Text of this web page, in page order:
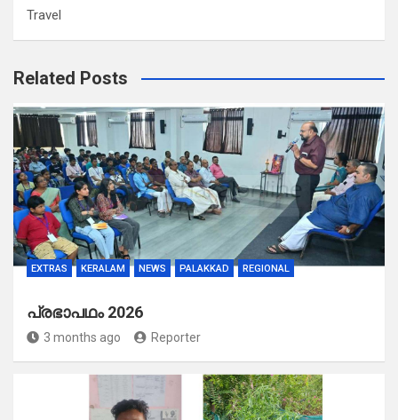
Travel
Related Posts
EXTRAS KERALAM NEWS PALAKKAD REGIONAL
പ്രഭാപഥം 2026
3 months ago Reporter